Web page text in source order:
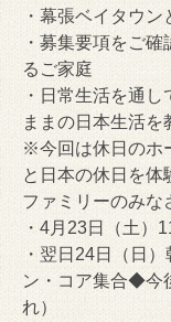
・幕張ベイタウ
・募集要項をご
るご家庭
・日常生活を通し
ままの日本生活
※今回は休日のホ
と日本の休日を体
ファミリーのみな
・4月23日（土
・翌日24日（日
ン・コア集合◆今
れ）